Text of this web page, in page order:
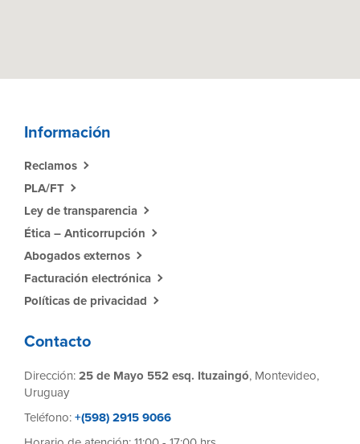
Información
Reclamos
PLA/FT
Ley de transparencia
Ética – Anticorrupción
Abogados externos
Facturación electrónica
Políticas de privacidad
Contacto
Dirección: 25 de Mayo 552 esq. Ituzaingó, Montevideo,
Uruguay
Teléfono: +(598) 2915 9066